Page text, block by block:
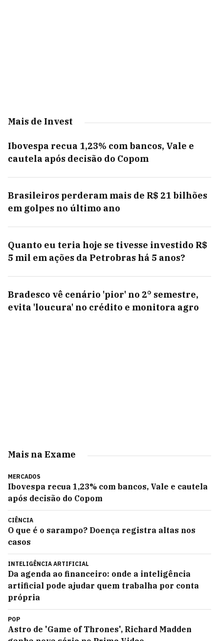
Mais de Invest
Ibovespa recua 1,23% com bancos, Vale e
cautela após decisão do Copom
Brasileiros perderam mais de R$ 21 bilhões
em golpes no último ano
Quanto eu teria hoje se tivesse investido R$
5 mil em ações da Petrobras há 5 anos?
Bradesco vê cenário 'pior' no 2° semestre,
evita 'loucura' no crédito e monitora agro
Mais na Exame
MERCADOS
Ibovespa recua 1,23% com bancos, Vale e cautela
após decisão do Copom
CIÊNCIA
O que é o sarampo? Doença registra altas nos
casos
INTELIGÊNCIA ARTIFICIAL
Da agenda ao financeiro: onde a inteligência
artificial pode ajudar quem trabalha por conta
própria
POP
Astro de 'Game of Thrones', Richard Madden